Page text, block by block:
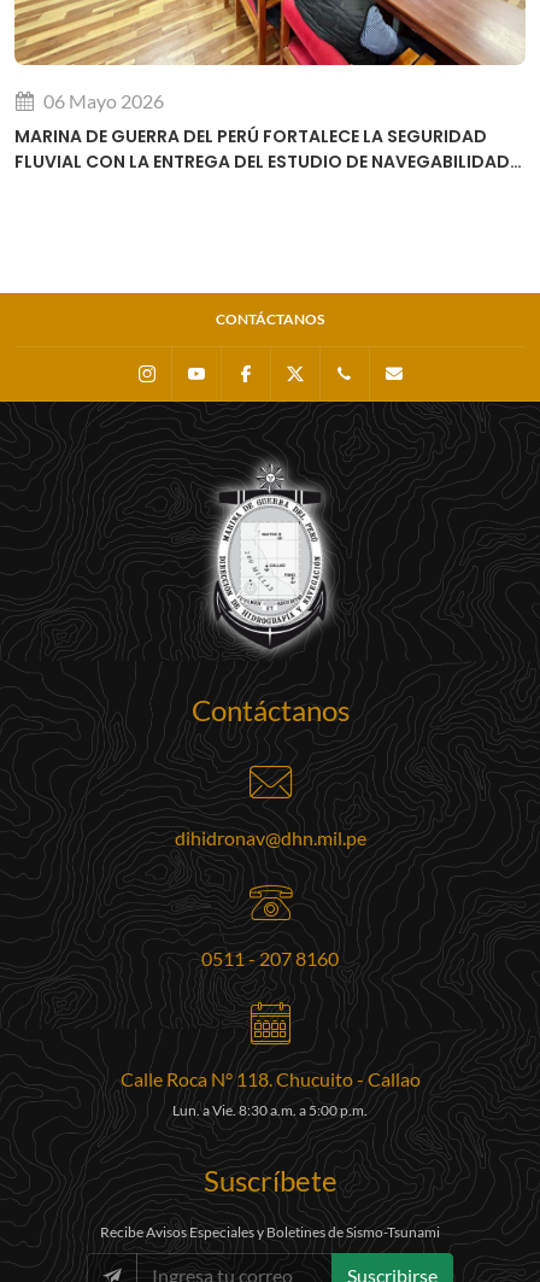
06 Mayo 2026
MARINA DE GUERRA DEL PERÚ FORTALECE LA SEGURIDAD
FLUVIAL CON LA ENTREGA DEL ESTUDIO DE NAVEGABILIDAD
CONTÁCTANOS
InstagramYoutube Facebook 0511 - 207 8160
Contáctanos
dihidronav@dhn.mil.pe
0511 - 207 8160
Calle Roca N° 118. Chucuito - Callao
Lun. a Vie. 8:30 a.m. a 5:00 p.m.
Suscríbete
Recibe Avisos Especiales y Boletines de Sismo-Tsunami
Suscribirse